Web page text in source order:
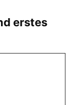
erstes